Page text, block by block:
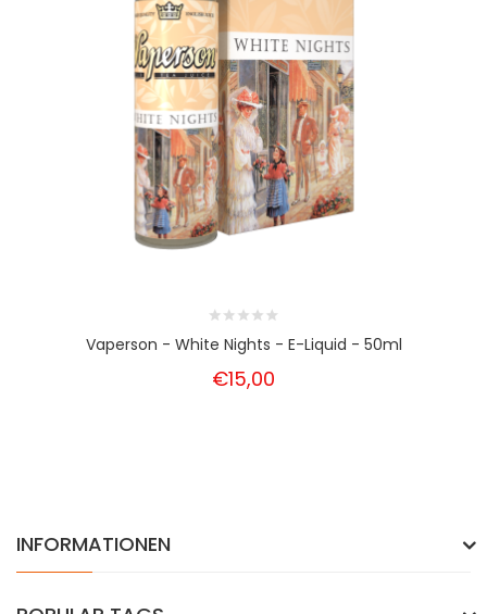
Vaperson - White Nights - E-Liquid - 50ml
€15,00
INFORMATIONEN